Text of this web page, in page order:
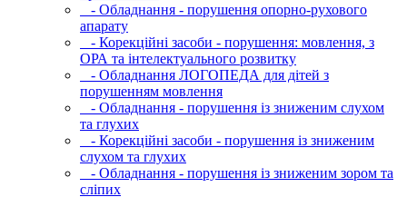
- Обладнання - порушення опорно-рухового
апарату
- Корекційні засоби - порушення: мовлення, з
ОРА та інтелектуального розвитку
- Обладнання ЛОГОПЕДА для дітей з
порушенням мовлення
- Обладнання - порушення із зниженим слухом
та глухих
- Корекційні засоби - порушення із зниженим
слухом та глухих
- Обладнання - порушення із зниженим зором та
сліпих